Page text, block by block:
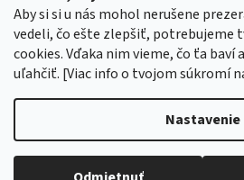
Aby si si u nás mohol nerušene
vedeli, čo ešte zlepšiť, potrebujeme
cookies. Vďaka nim vieme, čo ťa baví
uľahčiť. [Viac info o tvojom súkromí
Nastavenie
Vytvoril
Copyright 2026marTee.sk. Všetky